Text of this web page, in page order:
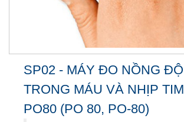
SP02 - MÁY ĐO NỒNG
TRONG MÁU VÀ NHỊP
PO80 (PO 80, PO-80)